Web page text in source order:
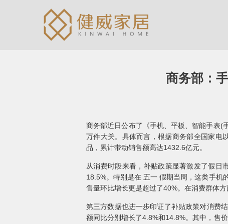
商务部：
商务部近日公布了《手机、平板、智能手表(
万件大关。具体而言，根据商务部全国家电
品，累计带动销售额高达1432.6亿元。
从消费时段来看，补贴政策显著激发了假日
18.5%。特别是在 五一 假期当周，这类手机
售量环比增长更是超过了40%。在消费群体
第三方数据也进一步印证了补贴政策对消费
额同比分别增长了4.8%和14.8%。其中，售